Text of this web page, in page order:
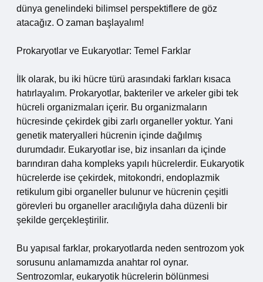
dünya genelindeki bilimsel perspektiflere de göz
atacağız. O zaman başlayalım!
Prokaryotlar ve Eukaryotlar: Temel Farklar
İlk olarak, bu iki hücre türü arasındaki farkları kısaca
hatırlayalım. Prokaryotlar, bakteriler ve arkeler gibi tek
hücreli organizmaları içerir. Bu organizmaların
hücresinde çekirdek gibi zarlı organeller yoktur. Yani
genetik materyalleri hücrenin içinde dağılmış
durumdadır. Eukaryotlar ise, biz insanları da içinde
barındıran daha kompleks yapılı hücrelerdir. Eukaryotik
hücrelerde ise çekirdek, mitokondri, endoplazmik
retikulum gibi organeller bulunur ve hücrenin çeşitli
görevleri bu organeller aracılığıyla daha düzenli bir
şekilde gerçekleştirilir.
Bu yapısal farklar, prokaryotlarda neden sentrozom yok
sorusunu anlamamızda anahtar rol oynar.
Sentrozomlar, eukaryotik hücrelerin bölünmesi